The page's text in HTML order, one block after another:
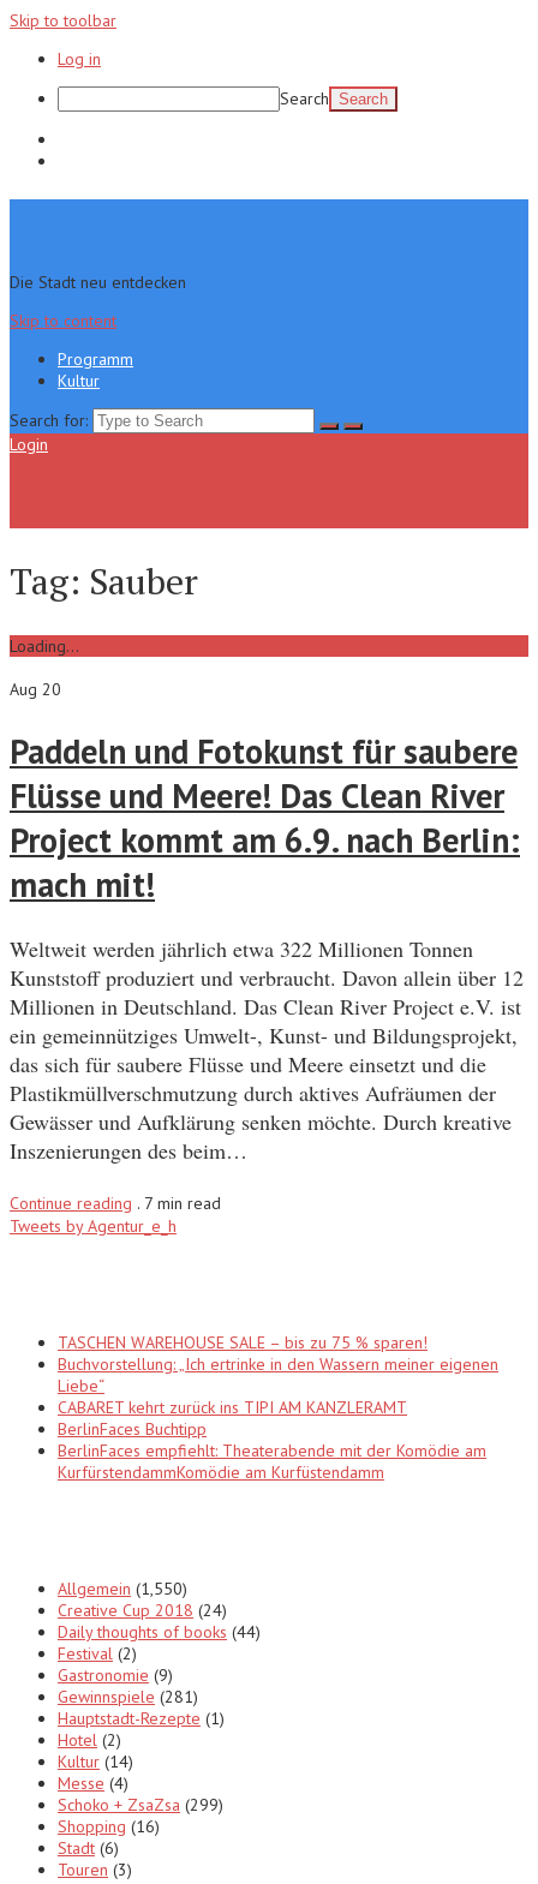
Skip to toolbar
Log in
Search
Die Stadt neu entdecken
Skip to content
Programm
Kultur
Search for:
Login
Tag: Sauber
Loading...
Aug 20
Paddeln und Fotokunst für saubere
Flüsse und Meere! Das Clean River
Project kommt am 6.9. nach Berlin:
mach mit!
Weltweit werden jährlich etwa 322 Millionen Tonnen
Kunststoff produziert und verbraucht. Davon allein über 12
Millionen in Deutschland. Das Clean River Project e.V. ist
ein gemeinnütziges Umwelt-, Kunst- und Bildungsprojekt,
das sich für saubere Flüsse und Meere einsetzt und die
Plastikmüllverschmutzung durch aktives Aufräumen der
Gewässer und Aufklärung senken möchte. Durch kreative
Inszenierungen des beim…
Continue reading . 7 min read
Tweets by Agentur_e_h
TASCHEN WAREHOUSE SALE – bis zu 75 % sparen!
Buchvorstellung: „Ich ertrinke in den Wassern meiner eigenen
Liebe“
CABARET kehrt zurück ins TIPI AM KANZLERAMT
BerlinFaces Buchtipp
BerlinFaces empfiehlt: Theaterabende mit der Komödie am
KurfürstendammKomödie am Kurfüstendamm
Allgemein (1,550)
Creative Cup 2018 (24)
Daily thoughts of books (44)
Festival (2)
Gastronomie (9)
Gewinnspiele (281)
Hauptstadt-Rezepte (1)
Hotel (2)
Kultur (14)
Messe (4)
Schoko + ZsaZsa (299)
Shopping (16)
Stadt (6)
Touren (3)